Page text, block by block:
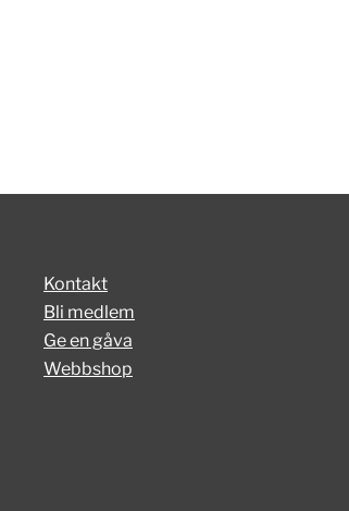
Kontakt
Bli medlem
Ge en gåva
Webbshop